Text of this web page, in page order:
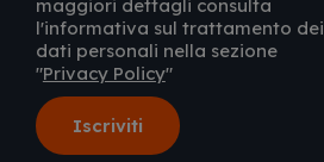
maggiori dettagli consulta
l'informativa sul trattamento dei
dati personali nella sezione
"Privacy Policy"